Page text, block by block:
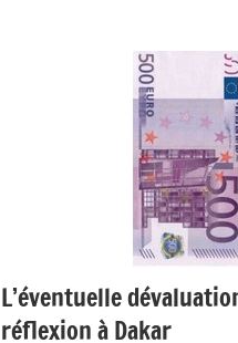
L’éventuelle
réflexion à Dakar